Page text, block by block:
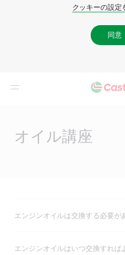
クッキーの設定
同意
オイル講座
エンジンオイルは交換する必要が
エンジンオイルはいつ交換すれば